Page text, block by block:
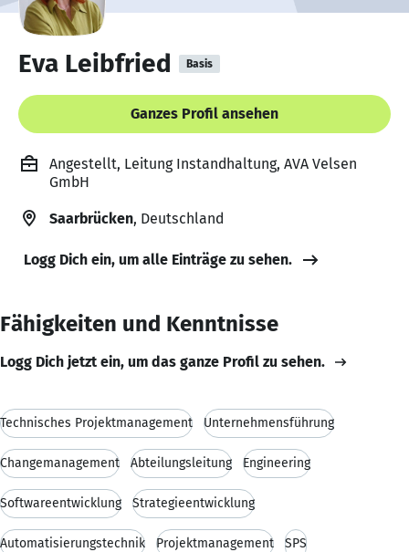
Eva Leibfried Basis
Ganzes Profil ansehen
Angestellt, Leitung Instandhaltung, AVA Velsen
GmbH
Saarbrücken, Deutschland
Logg Dich ein, um alle Einträge zu sehen.
Fähigkeiten und Kenntnisse
Logg Dich jetzt ein, um das ganze Profil zu sehen.
Technisches Projektmanagement Unternehmensführung
Changemanagement Abteilungsleitung Engineering
Softwareentwicklung Strategieentwicklung
Automatisierungstechnik Projektmanagement SPS